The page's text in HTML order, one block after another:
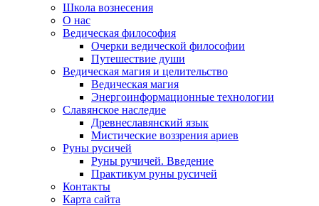
Школа вознесения
О нас
Ведическая философия
Очерки ведической философии
Путешествие души
Ведическая магия и целительство
Ведическая магия
Энергоинформационные технологии
Славянское наследие
Древнеславянский язык
Мистические воззрения ариев
Руны русичей
Руны ручичей. Введение
Практикум руны русичей
Контакты
Карта сайта